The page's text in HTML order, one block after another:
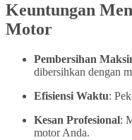
Keuntungan
Motor
Pembersihan
dibersihkan dengan
Efisiensi Waktu:
Kesan Profesional:
motor Anda.